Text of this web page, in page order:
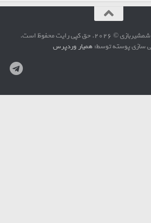
کپی رایت محفوظ است.
سازی پوسته توسط:همیار وردپرس